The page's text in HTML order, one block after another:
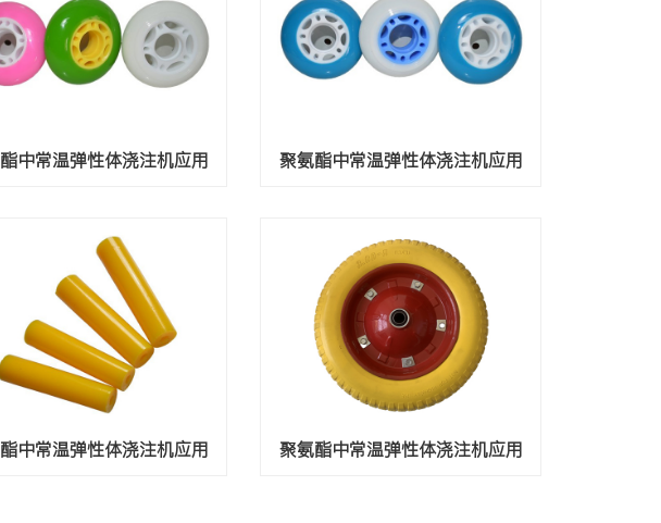
中常温弹性体浇注机应用 聚氨酯中常温弹性体浇注机应用
中常温弹性体浇注机应用 聚氨酯中常温弹性体浇注机应用